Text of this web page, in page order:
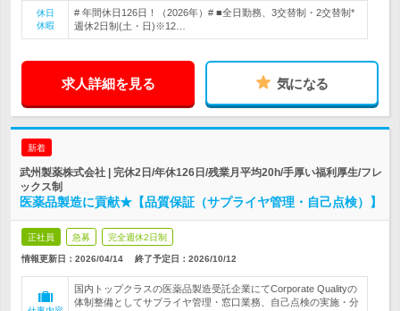
休日
休暇
# 年間休日126日！（2026年）# ■全日勤務、3交替制・2交替制*
週休2日制(土・日)※12…
求人詳細を見る 気になる
新着
武州製薬株式会社 | 完休2日/年休126日/残業月平均20h/手厚い福利厚生/フレ
ックス制
医薬品製造に貢献★【品質保証（サプライヤ管理・自己点検）】
正社員 急募 完全週休2日制
情報更新日：2026/04/14 終了予定日： 2026/10/12
国内トップクラスの医薬品製造受託企業にてCorporate Qualityの
体制整備としてサプライヤ管理・窓口業務、自己点検の実施・分